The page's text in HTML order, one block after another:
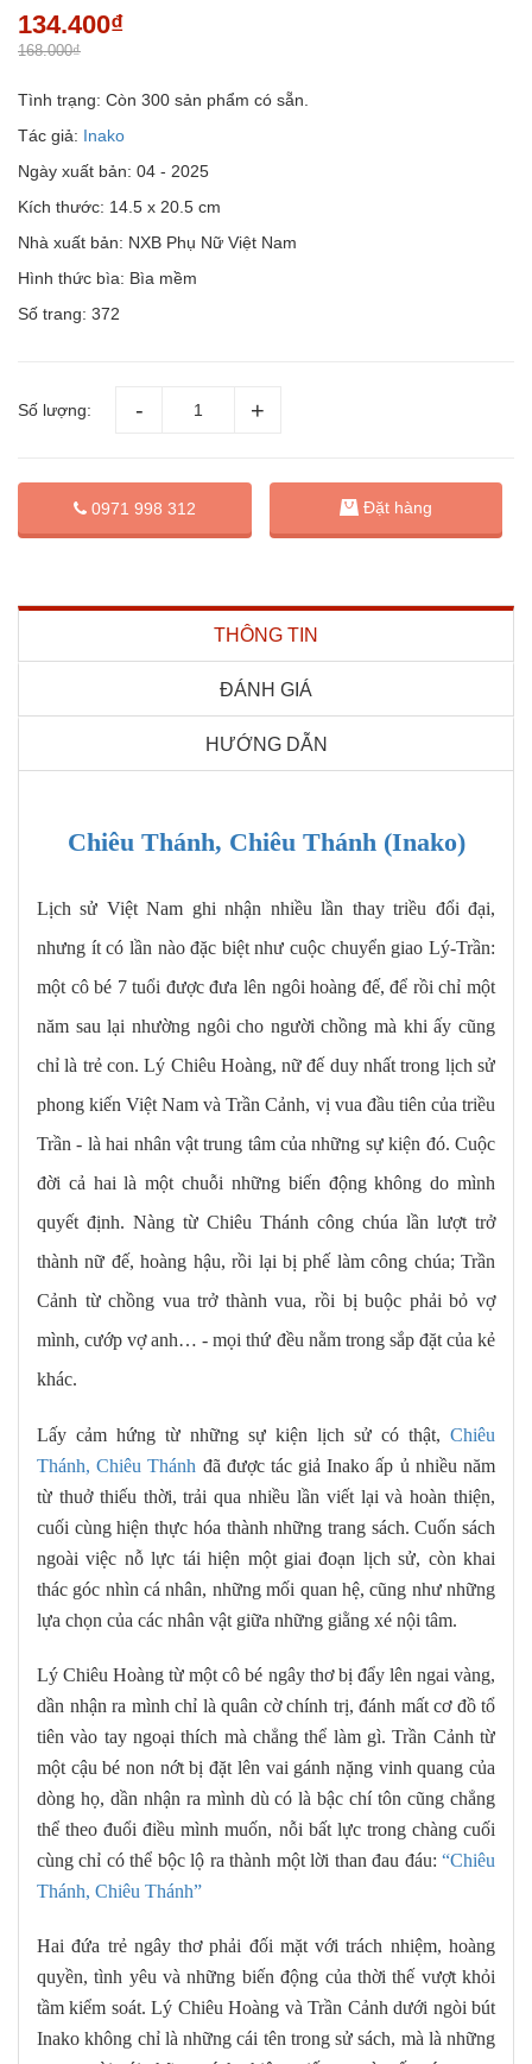
134.400₫
168.000₫
Tình trạng: Còn 300 sản phẩm có sẵn.
Tác giả: Inako
Ngày xuất bản: 04 - 2025
Kích thước: 14.5 x 20.5 cm
Nhà xuất bản: NXB Phụ Nữ Việt Nam
Hình thức bìa: Bìa mềm
Số trang: 372
Số lượng:
0971 998 312 Đặt hàng
THÔNG TIN
ĐÁNH GIÁ
HƯỚNG DẪN
Chiêu Thánh, Chiêu Thánh (Inako)
Lịch sử Việt Nam ghi nhận nhiều lần thay triều đổi đại,
nhưng ít có lần nào đặc biệt như cuộc chuyển giao Lý-Trần:
một cô bé 7 tuổi được đưa lên ngôi hoàng đế, để rồi chỉ một
năm sau lại nhường ngôi cho người chồng mà khi ấy cũng
chỉ là trẻ con. Lý Chiêu Hoàng, nữ đế duy nhất trong lịch sử
phong kiến Việt Nam và Trần Cảnh, vị vua đầu tiên của triều
Trần - là hai nhân vật trung tâm của những sự kiện đó. Cuộc
đời cả hai là một chuỗi những biến động không do mình
quyết định. Nàng từ Chiêu Thánh công chúa lần lượt trở
thành nữ đế, hoàng hậu, rồi lại bị phế làm công chúa; Trần
Cảnh từ chồng vua trở thành vua, rồi bị buộc phải bỏ vợ
mình, cướp vợ anh… - mọi thứ đều nằm trong sắp đặt của kẻ
khác.
Lấy cảm hứng từ những sự kiện lịch sử có thật, Chiêu
Thánh, Chiêu Thánh đã được tác giả Inako ấp ủ nhiều năm
từ thuở thiếu thời, trải qua nhiều lần viết lại và hoàn thiện,
cuối cùng hiện thực hóa thành những trang sách. Cuốn sách
ngoài việc nỗ lực tái hiện một giai đoạn lịch sử, còn khai
thác góc nhìn cá nhân, những mối quan hệ, cũng như những
lựa chọn của các nhân vật giữa những giằng xé nội tâm.
Lý Chiêu Hoàng từ một cô bé ngây thơ bị đẩy lên ngai vàng,
dần nhận ra mình chỉ là quân cờ chính trị, đánh mất cơ đồ tổ
tiên vào tay ngoại thích mà chẳng thể làm gì. Trần Cảnh từ
một cậu bé non nớt bị đặt lên vai gánh nặng vinh quang của
dòng họ, dần nhận ra mình dù có là bậc chí tôn cũng chẳng
thể theo đuổi điều mình muốn, nỗi bất lực trong chàng cuối
cùng chỉ có thể bộc lộ ra thành một lời than đau đáu: “Chiêu
Thánh, Chiêu Thánh”
Hai đứa trẻ ngây thơ phải đối mặt với trách nhiệm, hoàng
quyền, tình yêu và những biến động của thời thế vượt khỏi
tầm kiểm soát. Lý Chiêu Hoàng và Trần Cảnh dưới ngòi bút
Inako không chỉ là những cái tên trong sử sách, mà là những